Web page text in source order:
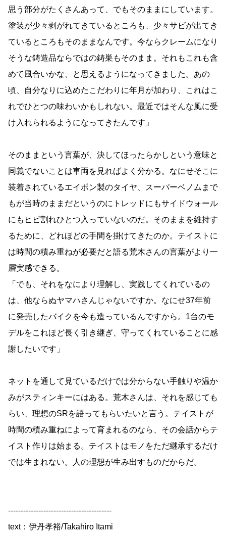
思う部分がたくさんあって、でもそのままにしています。
塗装が少々剥がれてきているところも、少々サビが出てき
ているところもそのままなんです。今ならクレームになり
そうな鋳造品ならではの鋳巣もそのまま。それもこれも含
めて風合いかな、と思えるようになってきました。あの
頃、自分なりに込めたこだわりに年月が加わり、これはこ
れでひとつの味わいかもしれない。最近ではそんな風に受
け入れられるようになってきたんです」
そのままという言葉が、決してほったらかしという意味と
同義でないことは車両を見ればよく分かる。なにせそこに
装着されているエイボン製のタイヤ、スーパーベノムまで
もが当時のままだというのにトレッドにもサイドウォール
にもヒビ割れひとつ入っていないのだ。そのままを維持す
るために、どれほどの手間を掛けてきたのか。テイストに
は時間の積み重ねが必要だと語る荒木さんの言葉がより一
層実感できる。
「でも、それをなにより理解し、実践してくれているの
は、他ならぬヤマハさんじゃないですか。なにせ37年前
に発売したバイクを今も造っているんですから。1台のモ
デルをこれほど長く引き継ぎ、守ってくれていることに感
謝したいです」
ネットを通して見ているだけでは分からない手触りや温か
みがスティンキーにはある。荒木さんは、それを感じても
らい、理想のSRを語ってもらいたいと言う。テイストが
時間の積み重ねによって育まれるのなら、その会話からテ
イスト作りは始まる。テイストはモノをただ継承するだけ
では生まれない。人の理想が生み出すものだからだ。
-----------------------------------------
text：伊丹孝裕/Takahiro Itami